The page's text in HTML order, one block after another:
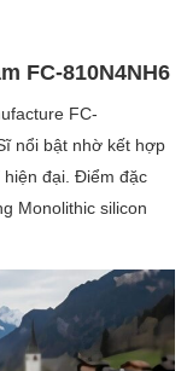
FC-810N4NH6
FC-
nổi bật nhờ kết hợp
đại. Điểm đặc
Monolithic silicon